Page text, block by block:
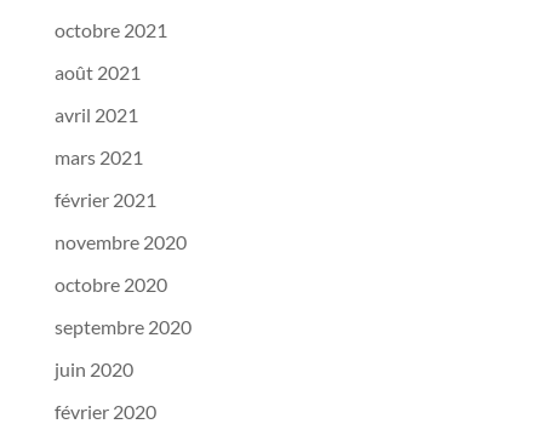
octobre 2021
août 2021
avril 2021
mars 2021
février 2021
novembre 2020
octobre 2020
septembre 2020
juin 2020
février 2020